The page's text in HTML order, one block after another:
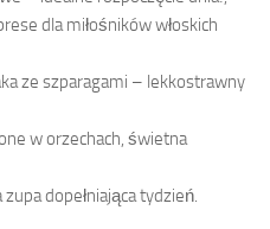
dla miłośników włoskich
ze szparagami – lekkostrawny
w orzechach, świetna
dopełniająca tydzień.